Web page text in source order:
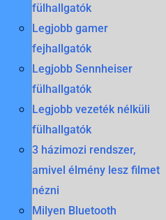
fülhallgatók
Legjobb gamer
fejhallgatók
Legjobb Sennheiser
fülhallgatók
Legjobb vezeték nélküli
fülhallgatók
3 házimozi rendszer,
amivel élmény lesz filmet
nézni
Milyen Bluetooth